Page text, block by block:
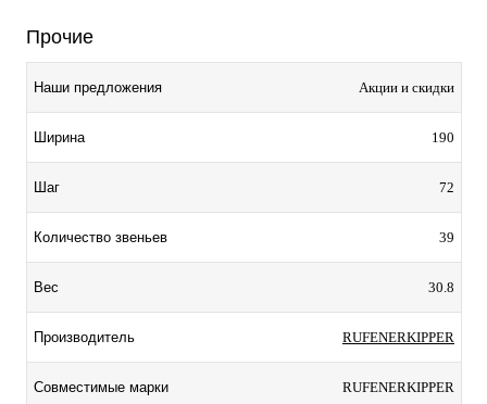
Прочие
Наши предложения Акции и скидки
Ширина 190
Шаг 72
Количество звеньев 39
Вес 30.8
Производитель RUFENERKIPPER
Совместимые марки RUFENERKIPPER